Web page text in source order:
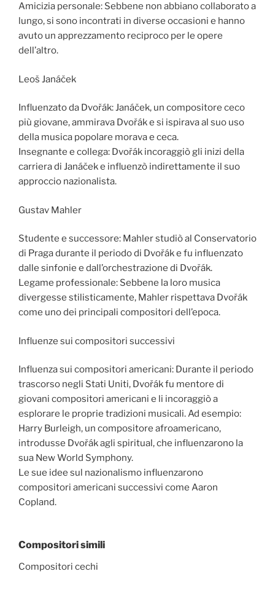
Amicizia personale: Sebbene non abbiano collaborato a
lungo, si sono incontrati in diverse occasioni e hanno
avuto un apprezzamento reciproco per le opere
dell’altro.
Leoš Janáček
Influenzato da Dvořák: Janáček, un compositore ceco
più giovane, ammirava Dvořák e si ispirava al suo uso
della musica popolare morava e ceca.
Insegnante e collega: Dvořák incoraggiò gli inizi della
carriera di Janáček e influenzò indirettamente il suo
approccio nazionalista.
Gustav Mahler
Studente e successore: Mahler studiò al Conservatorio
di Praga durante il periodo di Dvořák e fu influenzato
dalle sinfonie e dall’orchestrazione di Dvořák.
Legame professionale: Sebbene la loro musica
divergesse stilisticamente, Mahler rispettava Dvořák
come uno dei principali compositori dell’epoca.
Influenze sui compositori successivi
Influenza sui compositori americani: Durante il periodo
trascorso negli Stati Uniti, Dvořák fu mentore di
giovani compositori americani e li incoraggiò a
esplorare le proprie tradizioni musicali. Ad esempio:
Harry Burleigh, un compositore afroamericano,
introdusse Dvořák agli spiritual, che influenzarono la
sua New World Symphony.
Le sue idee sul nazionalismo influenzarono
compositori americani successivi come Aaron
Copland.
Compositori simili
Compositori cechi